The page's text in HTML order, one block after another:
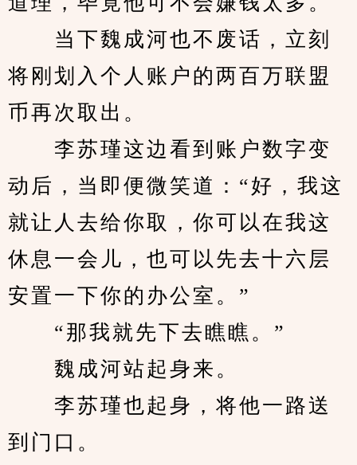
当下魏成河也不废话，立刻
将刚划入个人账户的两百万联盟
币再次取出。
李苏瑾这边看到账户数字变
动后，当即便微笑道：“好，我这
就让人去给你取，你可以在我这
休息一会儿，也可以先去十六层
安置一下你的办公室。”
“那我就先下去瞧瞧。”
魏成河站起身来。
李苏瑾也起身，将他一路送
到门口。